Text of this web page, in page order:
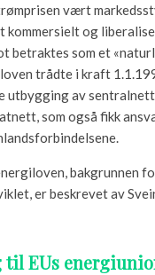
vært
kommersielt og
betraktes som et
trådte i kraft
utbygging av
som også fikk
bakgrunnen
er beskrevet av
EUs